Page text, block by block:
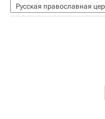
Русская православная